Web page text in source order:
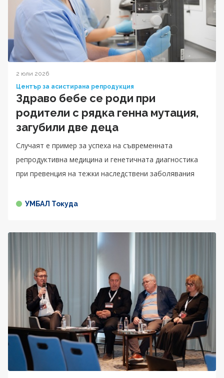
2 юли 2026
Център за асистирана репродукция
Здраво бебе се роди при
родители с рядка генна мутация,
загубили две деца
Случаят е пример за успеха на съвременната
репродуктивна медицина и генетичната диагностика
при превенция на тежки наследствени заболявания
УМБАЛ Токуда